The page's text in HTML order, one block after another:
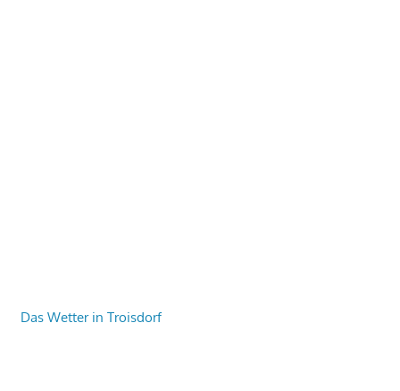
Das Wetter in Troisdorf